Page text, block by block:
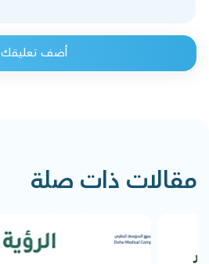
أضف تعليقك
مقالات ذات صلة